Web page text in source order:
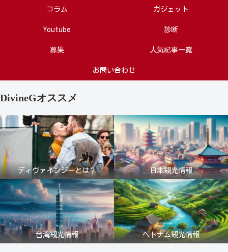
コラム ガジェット
Youtube 診断
募集 人気記事一覧
お問い合わせ
DivineGオススメ
ディヴァインジーとは？ 日本観光情報
台湾観光情報 ベトナム観光情報